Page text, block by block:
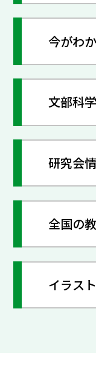
今がわ
文部科
研究会
全国の
イラス